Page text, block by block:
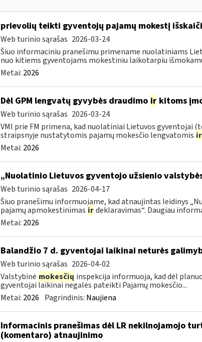
prievolių teikti gyventojų pajamų mokestį
Web turinio sąrašas 2026-03-24
Šiuo informaciniu pranešimu primename nuolatiniams
nuo kitiems gyventojams mokestiniu laikotarpiu
Metai: 2026
Dėl GPM lengvatų gyvybės draudimo irkitoms
Web turinio sąrašas 2026-03-24
VMI prie FM primena, kad nuolatiniai Lietuvos gyventojai
straipsnyje nustatytomis pajamų mokesčio lengvatomis ir
Metai: 2026
„Nuolatinio Lietuvos gyventojo užsienio
Web turinio sąrašas 2026-04-17
Šiuo pranešimu informuojame, kad atnaujintas leidinys
pajamų apmokestinimas ir deklaravimas“. Daugiau
Metai: 2026
Balandžio 7 d. gyventojai laikinai neturės
Web turinio sąrašas 2026-04-02
Valstybinė mokesčių inspekcija informuoja, kad dėl
gyventojai laikinai negalės pateikti Pajamų mokesčio...
Metai: 2026 Pagrindinis: Naujiena
Informacinis pranešimas dėl LR nekilnojamojo
(komentaro) atnaujinimo